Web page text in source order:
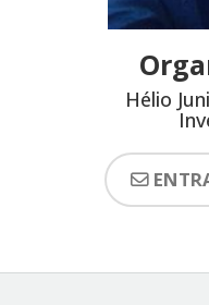
Hélio